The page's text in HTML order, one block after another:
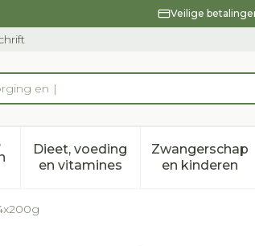
Veilige
voor Schoonheid, verzorging
Dieet, voeding
en vitaminesToon submenu voor
Zwangerschap
en kinderen
Toon